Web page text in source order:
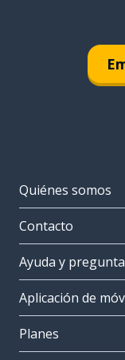
Quiénes somos
Contacto
Ayuda y
Aplicación de
Planes